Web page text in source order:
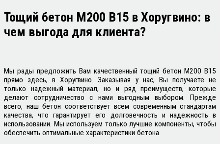
Тощий бетон М200 В15 в Хоругвино: в
чем выгода для клиента?
Мы рады предложить Вам качественный тощий бетон М200 В15
прямо здесь, в Хоругвино. Заказывая у нас, Вы получаете не
только надежный материал, но и ряд преимуществ, которые
делают сотрудничество с нами выгодным выбором. Прежде
всего, наш бетон соответствует всем современным стандартам
качества, что гарантирует его долговечность и надежность в
использовании. Мы используем только лучшие компоненты, чтобы
обеспечить оптимальные характеристики бетона.